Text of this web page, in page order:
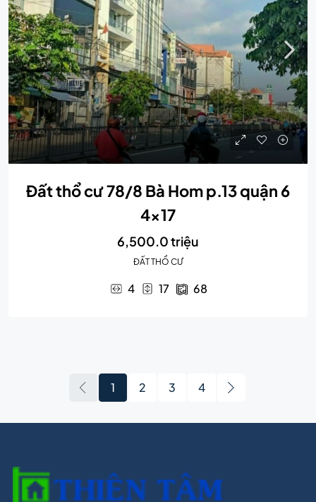
Đất thổ cư 78/8 Bà Hom p.13 quận 6
4×17
6,500.0 triệu
ĐẤT THỔ CƯ
4 17 68
1 2 3 4